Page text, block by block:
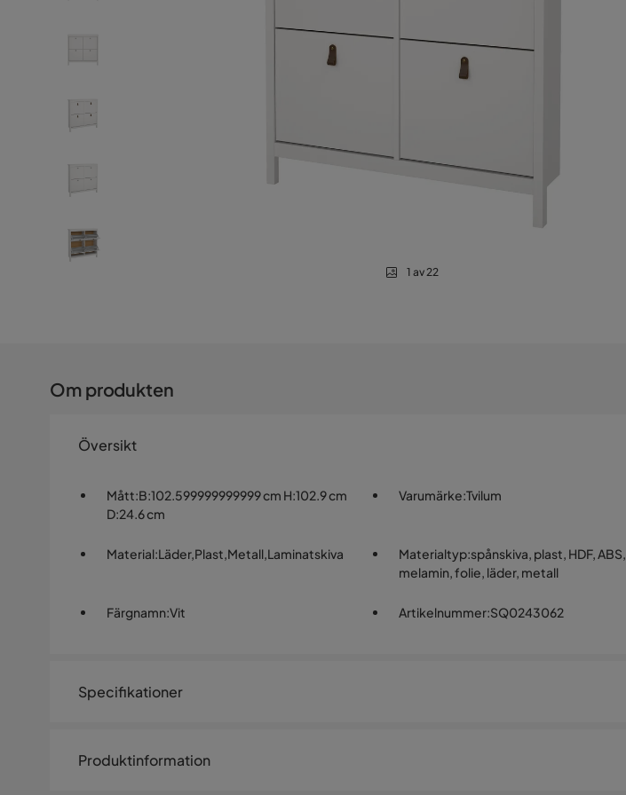
1 av 22
Om produkten
Översikt
Mått:B:102.599999999999 cm H:102.9 cm
D:24.6 cm
Varumärke:Tvilum
Material:Läder,Plast,Metall,Laminatskiva Materialtyp:spånskiva, plast, HDF, ABS,
melamin, folie, läder, metall
Färgnamn:Vit Artikelnummer:SQ0243062
Specifikationer
Storlek
Produktinformation